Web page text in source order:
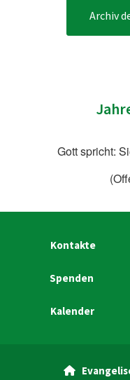
Archiv
Gott spricht:
Kontakte
Spenden
Kalender
